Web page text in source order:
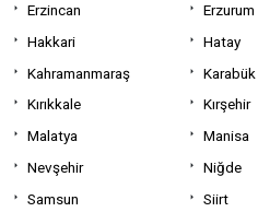
Erzincan
Erzurum
Hakkari
Hatay
Kahramanmaraş
Karabük
Kırıkkale
Kırşehir
Malatya
Manisa
Nevşehir
Niğde
Samsun
Siirt